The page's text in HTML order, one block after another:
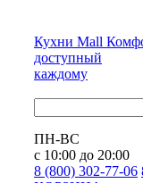
Кухни Mall
доступный
каждому
ПН-ВС
с 10:00 до 20:00
8 (800) 302-77-06